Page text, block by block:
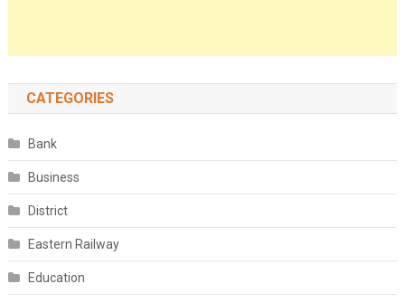
CATEGORIES
Bank
Business
District
Eastern Railway
Education